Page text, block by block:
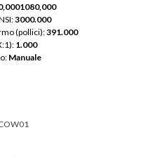
3000.000
(pollici): 391.000
1.000
Manuale